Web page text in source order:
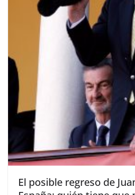
​El posible regreso de